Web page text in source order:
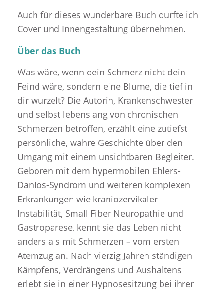
Auch für dieses wunderbare Buch durfte ich
Cover und Innengestaltung übernehmen.
Über das Buch
Was wäre, wenn dein Schmerz nicht dein
Feind wäre, sondern eine Blume, die tief in
dir wurzelt? Die Autorin, Krankenschwester
und selbst lebenslang von chronischen
Schmerzen betroffen, erzählt eine zutiefst
persönliche, wahre Geschichte über den
Umgang mit einem unsichtbaren Begleiter.
Geboren mit dem hypermobilen Ehlers-
Danlos-Syndrom und weiteren komplexen
Erkrankungen wie kraniozervikaler
Instabilität, Small Fiber Neuropathie und
Gastroparese, kennt sie das Leben nicht
anders als mit Schmerzen – vom ersten
Atemzug an. Nach vierzig Jahren ständigen
Kämpfens, Verdrängens und Aushaltens
erlebt sie in einer Hypnosesitzung bei ihrer